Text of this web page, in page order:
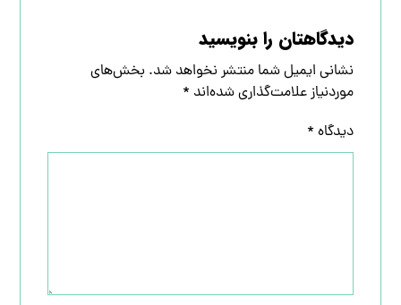
دیدگاهتان را بنویسید
نشانی ایمیل شما منتشر نخواهد شد. بخش‌های
موردنیاز علامت‌گذاری شده‌اند *
دیدگاه *